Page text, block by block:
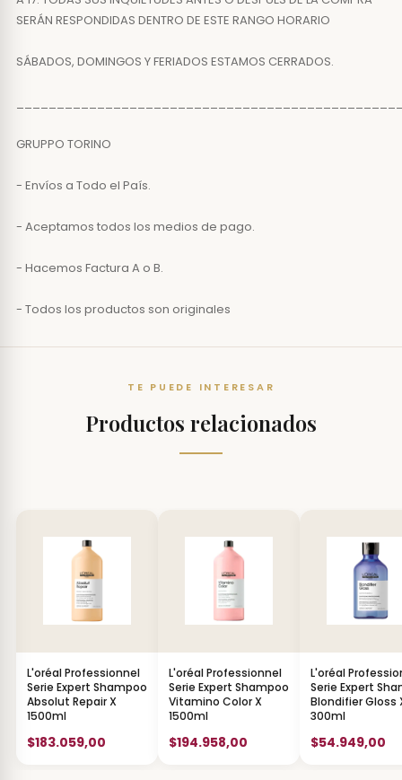
SERÁN RESPONDIDAS DENTRO DE ESTE RANGO HORARIO
SÁBADOS, DOMINGOS Y FERIADOS ESTAMOS CERRADOS.
GRUPPO TORINO
- Envíos a Todo el País.
- Aceptamos todos los medios de pago.
- Hacemos Factura A o B.
- Todos los productos son originales
TE PUEDE INTERESAR
Productos relacionados
L'oréal Professionnel
Serie Expert Shampoo
Absolut Repair X
1500ml
$183.059,00
L'oréal Professionnel
Serie Expert Shampoo
Vitamino Color X
1500ml
$194.958,00
L'oréal
Serie Expert
Blondifier Gloss
300ml
$54.949,00